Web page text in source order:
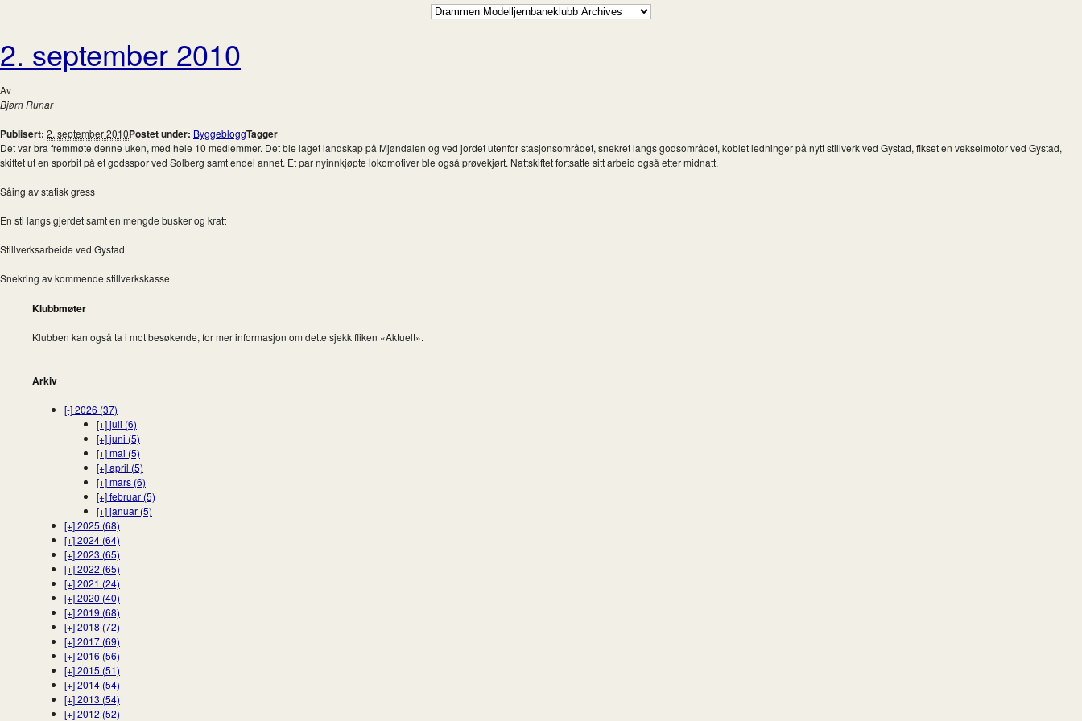
2. september 2010
Av
Bjørn Runar
Publisert: 2. september 2010Postet under: ByggebloggTagger
Det var bra fremmøte denne uken, med hele 10 medlemmer. Det ble laget landskap på Mjøndalen og ved jordet utenfor stasjonsområdet, snekret langs godsområdet, koblet ledninger på nytt stillverk ved Gystad, fikset en vekselmotor ved Gystad,
skiftet ut en sporbit på et godsspor ved Solberg samt endel annet. Et par nyinnkjøpte lokomotiver ble også prøvekjørt. Nattskiftet fortsatte sitt arbeid også etter midnatt.
Såing av statisk gress
En sti langs gjerdet samt en mengde busker og kratt
Stillverksarbeide ved Gystad
Snekring av kommende stillverkskasse
Klubbmøter
Klubben kan også ta i mot besøkende, for mer informasjon om dette sjekk fliken «Aktuelt».
Arkiv
[-]2026 (37)
[+]juli (6)
[+]juni (5)
[+]mai (5)
[+]april (5)
[+]mars (6)
[+]februar (5)
[+]januar (5)
[+]2025 (68)
[+]2024 (64)
[+]2023 (65)
[+]2022 (65)
[+]2021 (24)
[+]2020 (40)
[+]2019 (68)
[+]2018 (72)
[+]2017 (69)
[+]2016 (56)
[+]2015 (51)
[+]2014 (54)
[+]2013 (54)
[+]2012 (52)